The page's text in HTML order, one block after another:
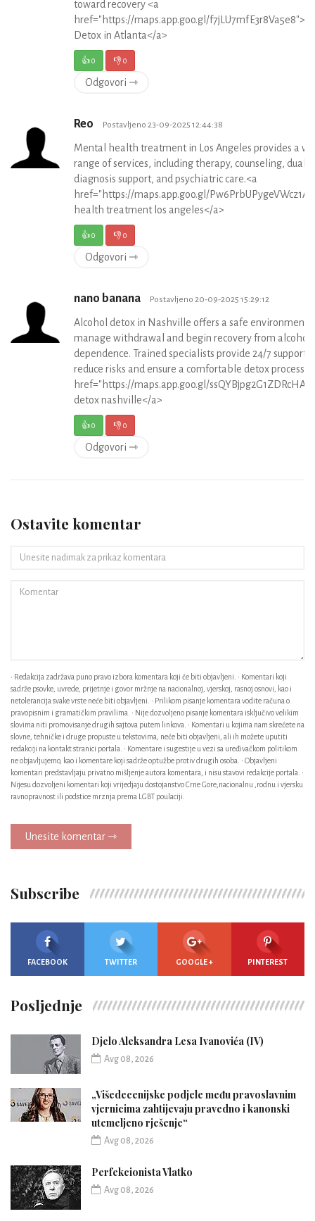
toward recovery <a
href="https://maps.app.goo.gl/
Detox in Atlanta</a>
👍0 👎0
Odgovori ⇾
Reo Postavljeno 23-09-2025 12:44:38
Mental health treatment in Los Angeles provides a
range of services, including therapy, counseling, dual
diagnosis support, and psychiatric care.<a
href="https://maps.app.goo.gl/
health treatment los angeles</a>
👍0 👎0
Odgovori ⇾
nano banana Postavljeno 20-09-2025 15:29:12
Alcohol detox in Nashville offers a safe environment
manage withdrawal and begin recovery from alcohol
dependence. Trained specialists provide 24/7 support
reduce risks and ensure a comfortable detox process
href="https://maps.app.goo.gl/
detox nashville</a>
👍0 👎0
Odgovori ⇾
Ostavite komentar
• Redakcija zadržava puno pravo izbora komentara koji će biti objavljeni. • Komentari koji
sadrže psovke, uvrede, prijetnje i govor mržnje na nacionalnoj, vjerskoj, rasnoj osnovi, kao i
netolerancija svake vrste neće biti objavljeni. • Prilikom pisanje komentara vodite računa o
pravopisnim i gramatičkim pravilima. • Nije dozvoljeno pisanje komentara isključivo velikim
slovima niti promovisanje drugih sajtova putem linkova. • Komentari u kojima nam skrećete na
slovne, tehničke i druge propuste u tekstovima, neće biti objavljeni, ali ih možete uputiti
redakciji na kontakt stranici portala. • Komentare i sugestije u vezi sa uređivačkom politikom
ne objavljujemo, kao i komentare koji sadrže optužbe protiv drugih osoba. • Objavljeni
komentari predstavljaju privatno mišljenje autora komentara, i nisu stavovi redakcije portala. •
Nijesu dozvoljeni komentari koji vrijedjaju dostojanstvo Crne Gore,nacionalnu ,rodnu i vjersku
ravnopravnost ili podstice mrznja prema LGBT poulaciji.
Unesite komentar ⇾
Subscribe
FACEBOOK TWITTER GOOGLE + PINTEREST
Posljednje
Djelo Aleksandra Lesa Ivanovića (IV)
Avg 08, 2026
„Višedecenijske podjele među pravoslavnim
vjernicima zahtijevaju pravedno i kanonski
utemeljeno rješenje“
Avg 08, 2026
Perfekcionista Vlatko
Avg 08, 2026